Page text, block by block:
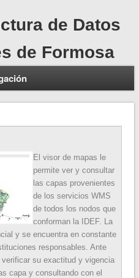
de Datos
de Formosa
El visor de mapas le
permite ver y consultar
las capas provenientes
de los servicios WMS
de todos los nodos que
conforman la IDEF. La
y se encuentra en constante
responsables. Ante
su exactitud y vigencia
capa y consultando con el